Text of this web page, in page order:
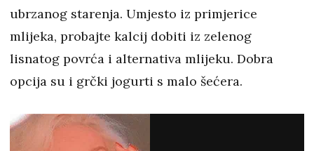
ubrzanog starenja. Umjesto iz primjerice
mlijeka, probajte kalcij dobiti iz zelenog
lisnatog povrća i alternativa mlijeku. Dobra
opcija su i grčki jogurti s malo šećera.